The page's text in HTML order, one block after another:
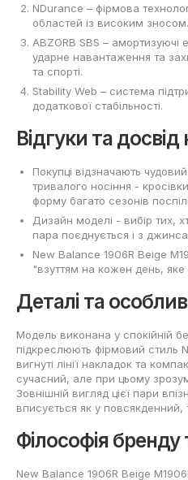
NDurance – фірмова
областей із високим зносом.
ABZORB SBS – амортизуючі
ударне навантаження та
та спорті.
Stability Web – система
додаткової стабільності.
Відгуки та досвід
Покупці відзначають
тривалого носіння -
форму багато сезонів
Дизайн моделі - вибір тих,
пара поєднується і з
New Balance 1906R Beige
"взуттям на кожен день, яке
Деталі та
Модель виконана у спокійній
підкреслюють фірмовий стиль
вигнуті лінії накладок та
сучасний, але при цьому
Зовнішній вигляд цієї пари
вписується як у повсякденний,
Філософія
New Balance 1906R Beige